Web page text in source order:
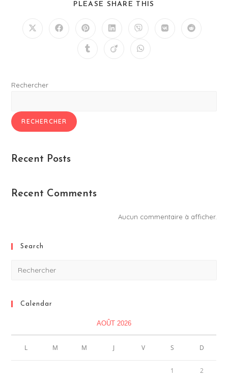
PLEASE SHARE THIS
Rechercher
RECHERCHER
Recent Posts
Recent Comments
Aucun commentaire à afficher.
Search
Calendar
AOÛT 2026
L M M J V S D
1 2